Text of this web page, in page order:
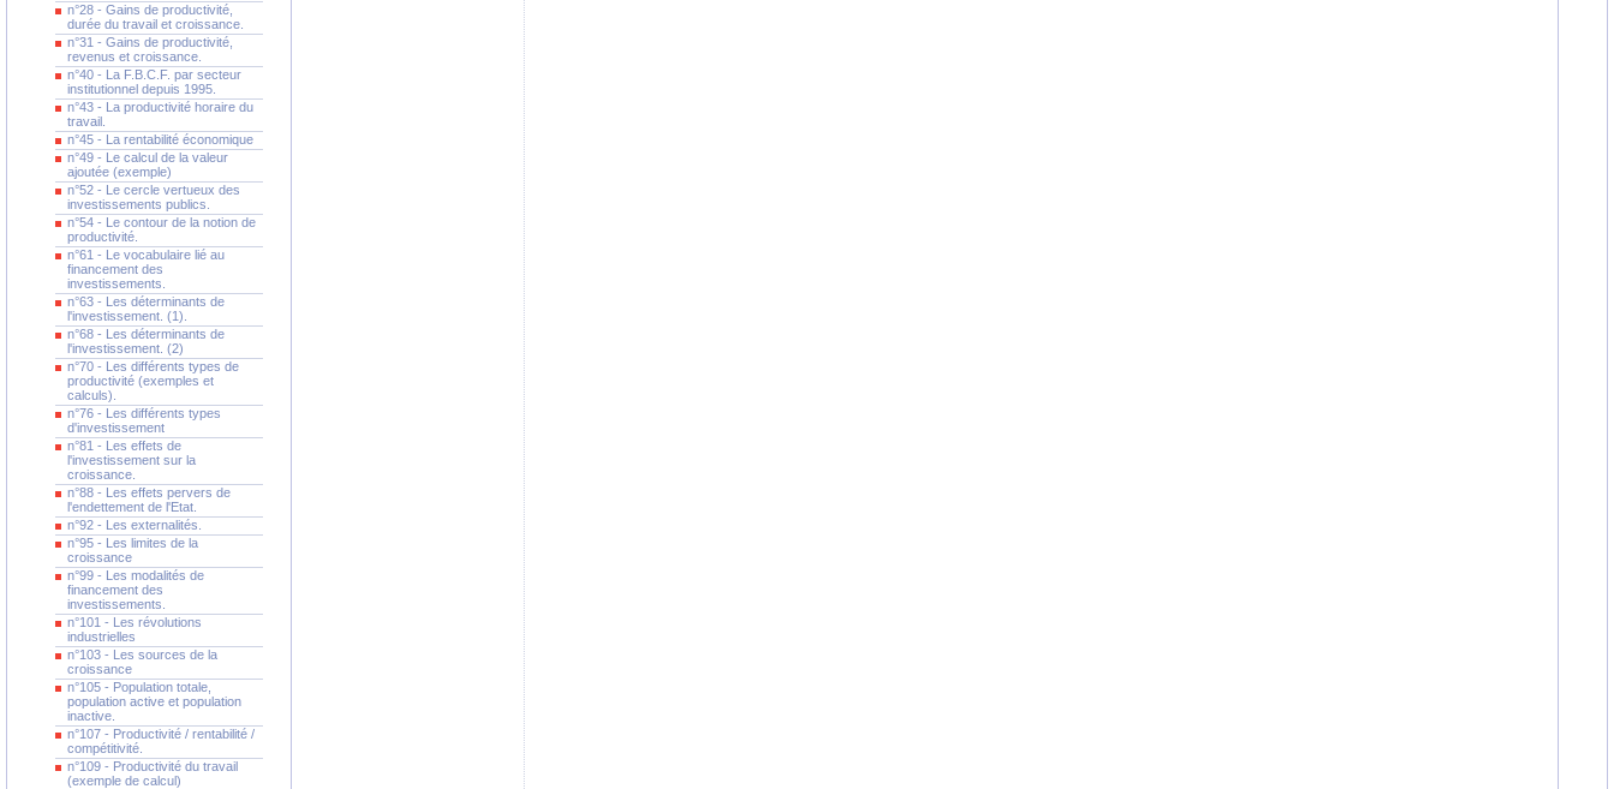
n°28 - Gains de productivité,
durée du travail et croissance.
n°31 - Gains de productivité,
revenus et croissance.
n°40 - La F.B.C.F. par secteur
institutionnel depuis 1995.
n°43 - La productivité horaire du
travail.
n°45 - La rentabilité économique
n°49 - Le calcul de la valeur
ajoutée (exemple)
n°52 - Le cercle vertueux des
investissements publics.
n°54 - Le contour de la notion de
productivité.
n°61 - Le vocabulaire lié au
financement des
investissements.
n°63 - Les déterminants de
l'investissement. (1).
n°68 - Les déterminants de
l'investissement. (2)
n°70 - Les différents types de
productivité (exemples et
calculs).
n°76 - Les différents types
d'investissement
n°81 - Les effets de
l'investissement sur la
croissance.
n°88 - Les effets pervers de
l'endettement de l'Etat.
n°92 - Les externalités.
n°95 - Les limites de la
croissance
n°99 - Les modalités de
financement des
investissements.
n°101 - Les révolutions
industrielles
n°103 - Les sources de la
croissance
n°105 - Population totale,
population active et population
inactive.
n°107 - Productivité / rentabilité /
compétitivité.
n°109 - Productivité du travail
(exemple de calcul)